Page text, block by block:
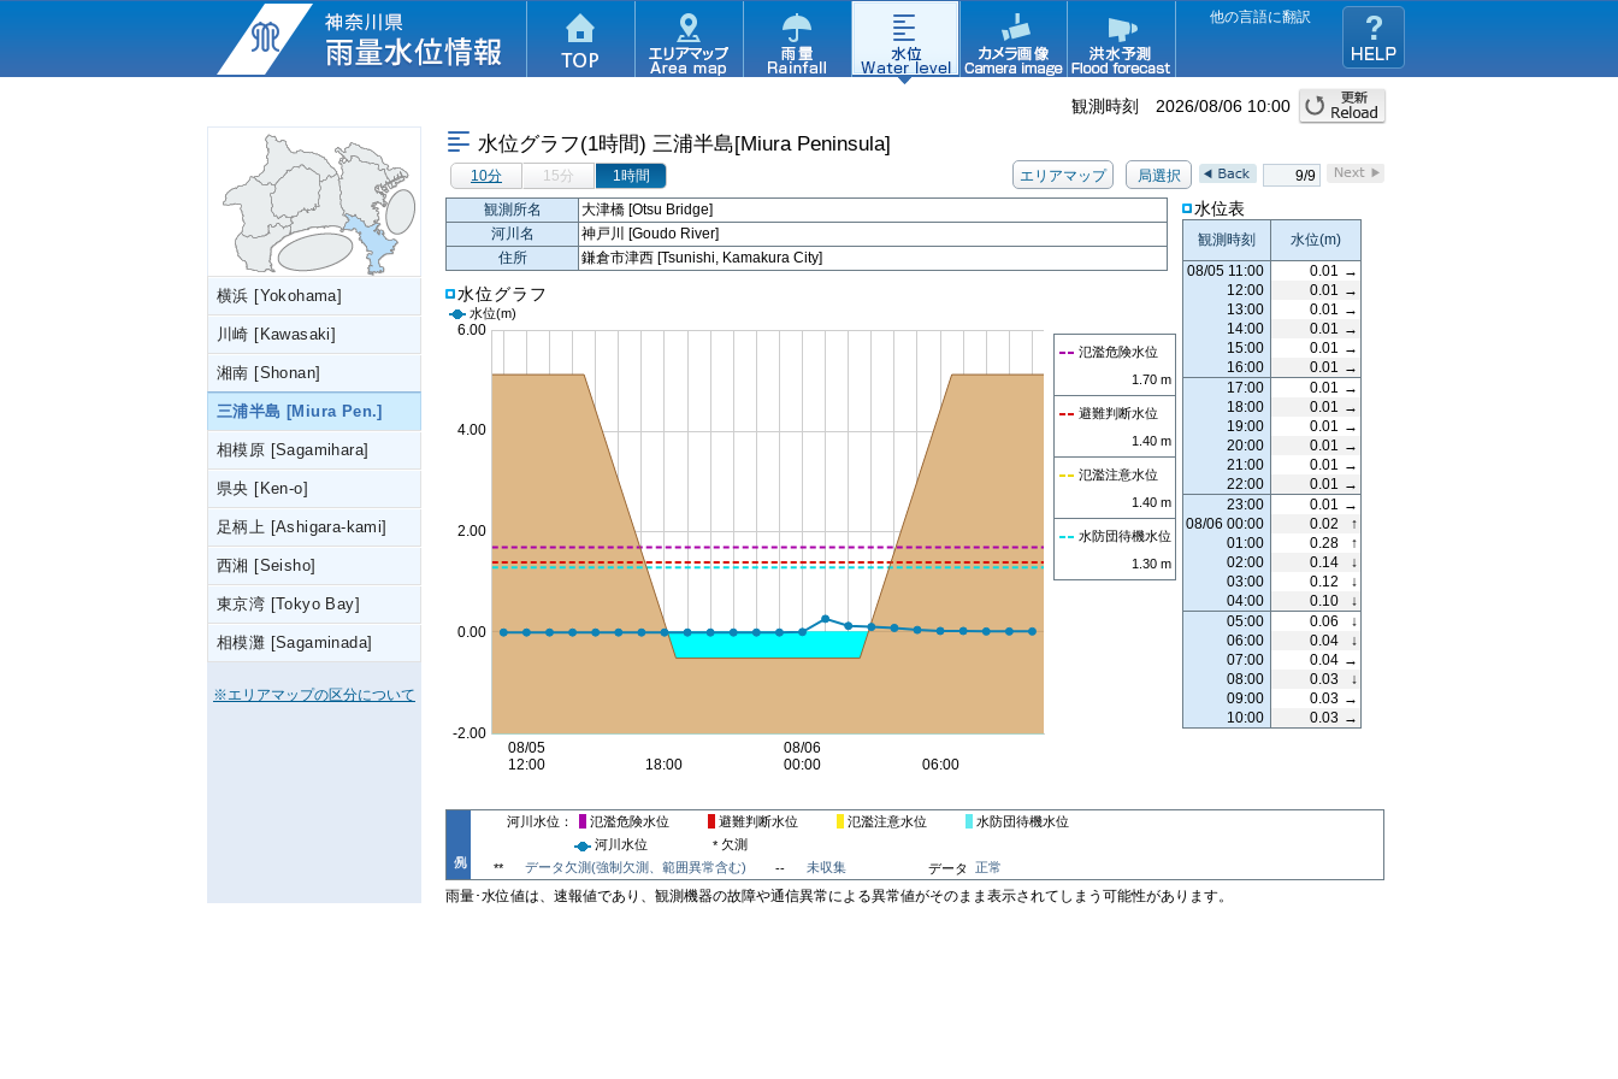
他の言語に翻訳
観測時刻 2026/08/06 10:00
横浜 [Yokohama]
川崎 [Kawasaki]
湘南 [Shonan]
三浦半島 [Miura Pen.]
相模原 [Sagamihara]
県央 [Ken-o]
足柄上 [Ashigara-kami]
西湘 [Seisho]
東京湾 [Tokyo Bay]
相模灘 [Sagaminada]
※エリアマップの区分について
水位グラフ(1時間) 三浦半島[Miura Peninsula]
10分 15分 1時間 エリアマップ 局選択
9/9
観測所名
大津橋 [Otsu Bridge]
河川名
神戸川 [Goudo River]
住所
鎌倉市津西 [Tsunishi, Kamakura City]
水位グラフ
水位(m)
氾濫危険水位
1.70 m
避難判断水位
1.40 m
氾濫注意水位
1.40 m
水防団待機水位
1.30 m
河川水位 氾濫危険水位 避難判断水位 氾濫注意水位
水防団待機水位
河川水位
* 欠測
**
データ欠測(強制欠測、範囲異常含む) -- 未収集 データ 正常
水位表
観測時刻 水位(m)
08/05 11:00
0.01 →
12:00
0.01 →
13:00
0.01 →
14:00
0.01 →
15:00
0.01 →
16:00
0.01 →
17:00
0.01 →
18:00
0.01 →
19:00
0.01 →
20:00
0.01 →
21:00
0.01 →
22:00
0.01 →
23:00
0.01 →
08/06 00:00
0.02
↑
01:00
0.28
↑
02:00
0.14
↓
03:00
0.12
↓
04:00
0.10
↓
05:00
0.06
↓
06:00
0.04
↓
07:00
0.04 →
08:00
0.03
↓
09:00
0.03 →
10:00
0.03 →
雨量･水位値は、速報値であり、観測機器の故障や通信異常による異常値がそのまま表示されてしまう可能性があります。